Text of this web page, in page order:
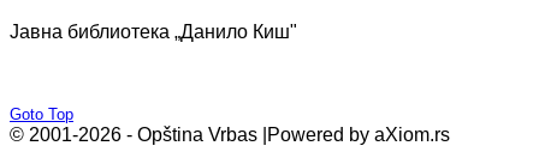
Јавна библиотека „Данило Киш"
Goto Top
© 2001-2026 - Opština Vrbas | Powered by aXiom.rs